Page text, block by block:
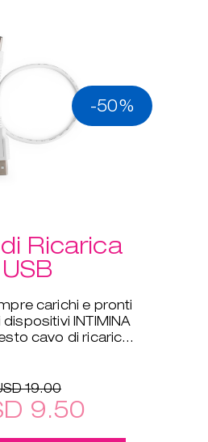
-50%
Ricarica
USB
carichi e pronti
INTIMINA
cavo di ricarica
19.00
9.50